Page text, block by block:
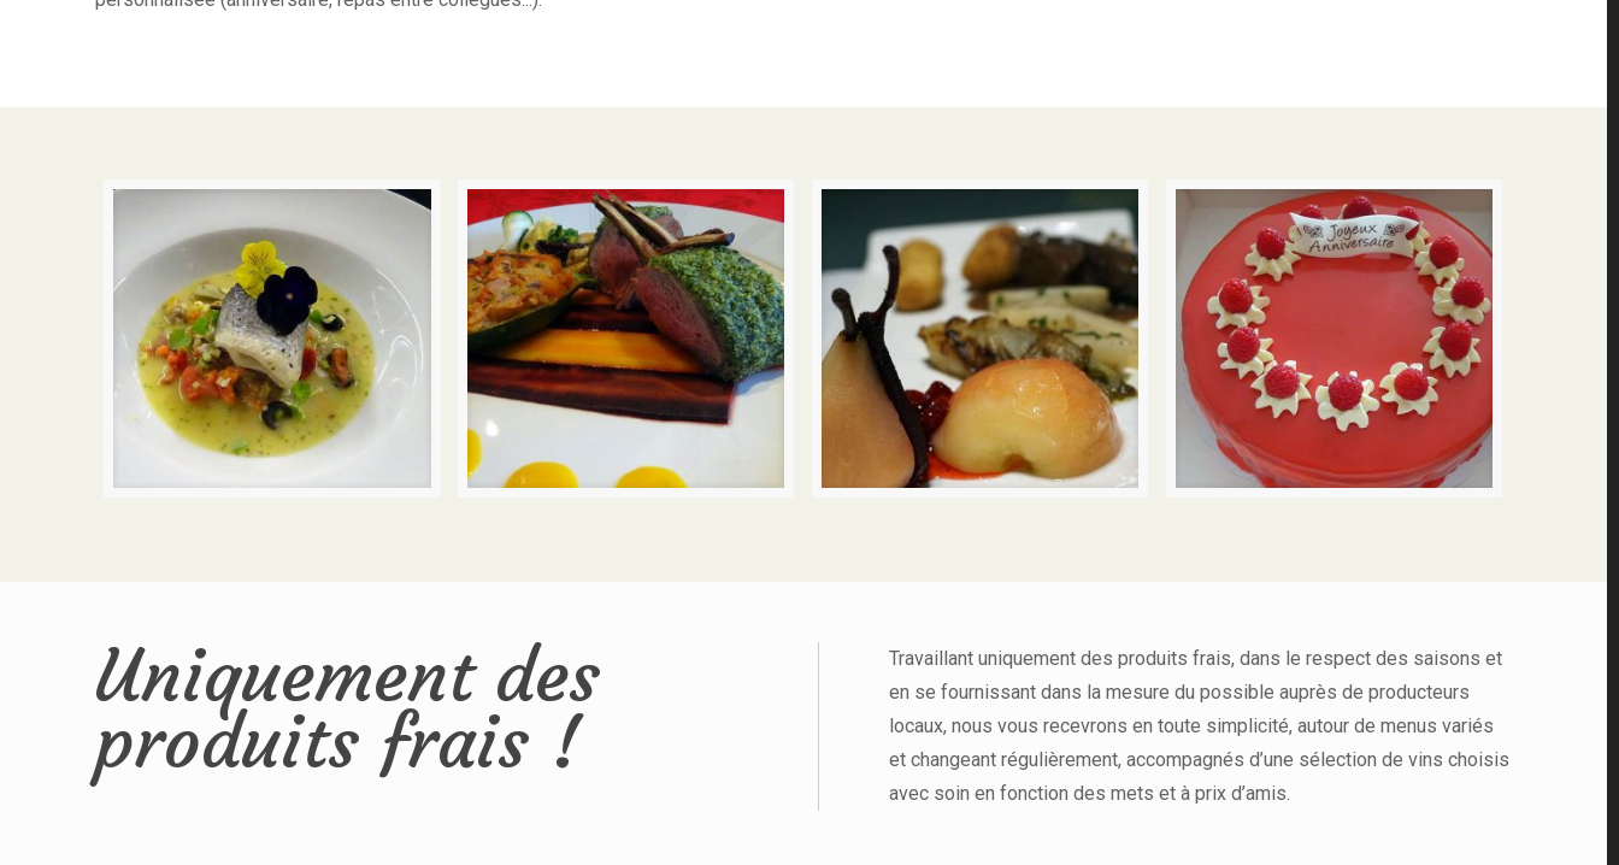
Uniquement des
produits frais !
Travaillant uniquement des produits frais, dans le respect des saisons et
en se fournissant dans la mesure du possible auprès de producteurs
locaux, nous vous recevrons en toute simplicité, autour de menus variés
et changeant régulièrement, accompagnés d’une sélection de vins choisis
avec soin en fonction des mets et à prix d’amis.